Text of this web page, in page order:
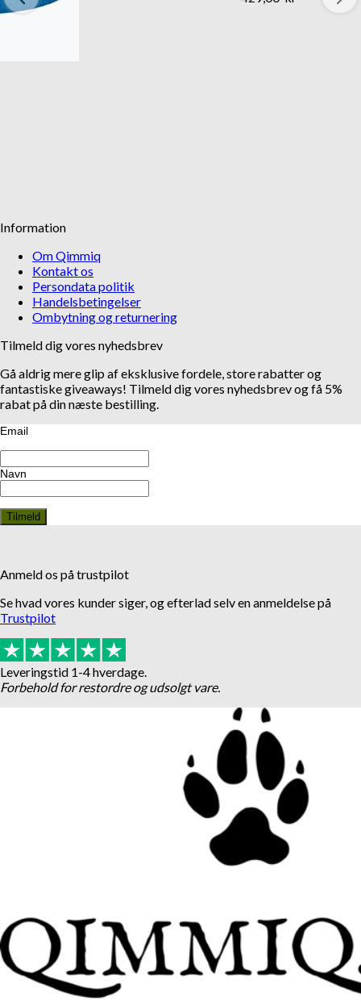
Information
Om Qimmiq
Kontakt os
Persondata politik
Handelsbetingelser
Ombytning og returnering
Tilmeld dig vores nyhedsbrev
Gå aldrig mere glip af eksklusive fordele, store rabatter og
fantastiske giveaways! Tilmeld dig vores nyhedsbrev og få 5%
rabat på din næste bestilling.
Email
Navn
Anmeld os på trustpilot
Se hvad vores kunder siger, og efterlad selv en anmeldelse på
Trustpilot
Leveringstid 1-4 hverdage.
Forbehold for restordre og udsolgt vare.